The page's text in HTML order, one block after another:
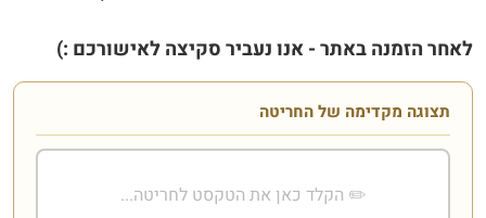
לאחר הזמנה באתר - אנו נעביר סקיצה לאישורכם :)
תצוגה מקדימה של החריטה